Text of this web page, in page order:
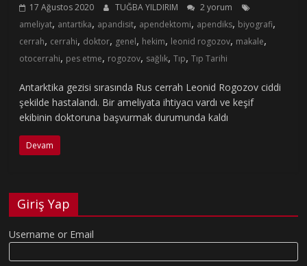
17 Ağustos 2020 TUĞBA YILDIRIM
2 yorum
ameliyat, antartika, apandisit, apendektomi, apendiks, biyografi,
cerrah, cerrahi, doktor, genel, hekim, leonid rogozov, makale,
otocerrahi, pes etme, rogozov, sağlık,Tıp,Tıp Tarihi
Antarktika gezisi sırasında Rus cerrah Leonid Rogozov ciddi
şekilde hastalandı. Bir ameliyata ihtiyacı vardı ve keşif
ekibinin doktoruna başvurmak durumunda kaldı
Devam
Giriş Yap
Username or Email